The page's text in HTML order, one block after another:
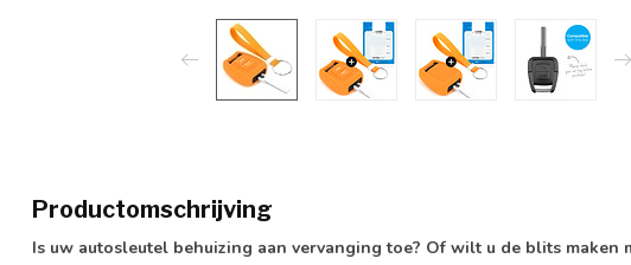
Productomschrijving
Is uw autosleutel behuizing aan vervanging toe? Of wilt u de blits maken